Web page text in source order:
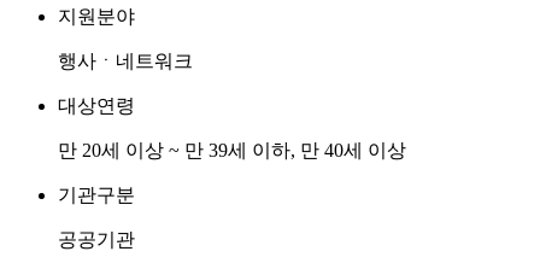
지원분야
행사ㆍ네트워크
대상연령
만 20세 이상 ~ 만 39세 이하, 만 40세 이상
기관구분
공공기관